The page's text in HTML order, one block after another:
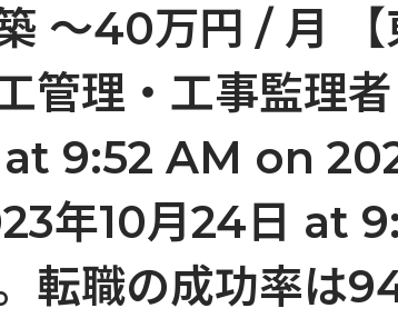
〜40万円 / 月
管理・工事監理
at 9:52 AM on
年10月24日 at
転職の成功率は